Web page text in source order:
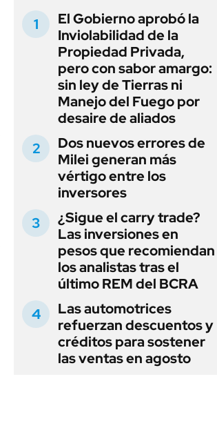
El Gobierno aprobó la
Inviolabilidad de la
Propiedad Privada,
pero con sabor amargo:
sin ley de Tierras ni
Manejo del Fuego por
desaire de aliados
Dos nuevos errores de
Milei generan más
vértigo entre los
inversores
¿Sigue el carry trade?
Las inversiones en
pesos que recomiendan
los analistas tras el
último REM del BCRA
Las automotrices
refuerzan descuentos y
créditos para sostener
las ventas en agosto